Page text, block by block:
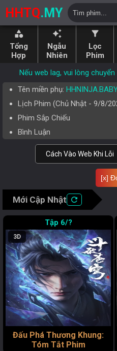
HHTQ.MY
category
Tổng
Hợp
auto_awesome
Ngẫu
Nhiên
filter_alt
Lọc
Phim
Nếu web lag, vui lòng
Tên miền phụ:
Lịch Phim (Chủ Nhật - 9/8/
Phim Sắp Chiếu
Bình Luận
Cách Vào Web Khi Lỗi
[x]
Mới Cập Nhật refresh
6/?
3D
Đấu Phá Thương Khung:
Tóm Tắt Phim